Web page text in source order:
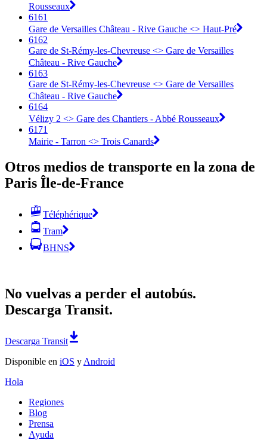
Rousseaux
6161
Gare de Versailles Château - Rive Gauche <>︎ Haut-Pré
6162
Gare de St-Rémy-les-Chevreuse <>︎ Gare de Versailles
Château - Rive Gauche
6163
Gare de St-Rémy-les-Chevreuse <>︎ Gare de Versailles
Château - Rive Gauche
6164
Vélizy 2 <>︎ Gare des Chantiers - Abbé Rousseaux
6171
Mairie - Tarron <>︎ Trois Canards
Otros medios de transporte en la zona de
Paris Île-de-France
Téléphérique
Tram
BHNS
No vuelvas a perder el autobús.
Descarga Transit.
Descarga Transit
Disponible en iOS y Android
Hola
Regiones
Blog
Prensa
Ayuda